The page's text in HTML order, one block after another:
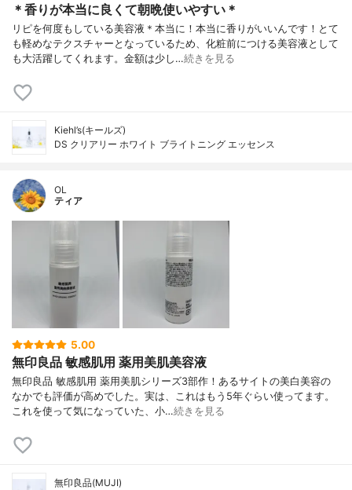
＊香りが本当に良くて朝晩使いやすい＊
リピを何度もしている美容液＊本当に！本当に香りがいいんです！とて
も軽めなテクスチャーとなっているため、化粧前につける美容液として
も大活躍してくれます。金額は少し…続きを見る
Kiehl’s(キールズ)
DS クリアリー ホワイト ブライトニング エッセンス
OL
ティア
5.00
無印良品 敏感肌用 薬用美肌美容液
無印良品 敏感肌用 薬用美肌シリーズ3部作！あるサイトの美白美容の
なかでも評価が高めでした。実は、これはもう5年ぐらい使ってます。
これを使って気になっていた、小…続きを見る
無印良品(MUJI)